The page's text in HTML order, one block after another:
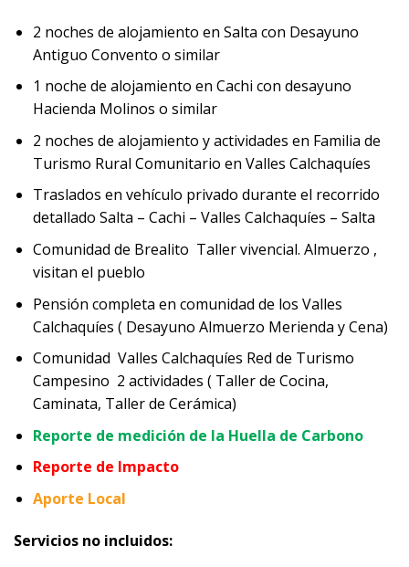
2 noches de alojamiento en Salta con Desayuno
Antiguo Convento o similar
1 noche de alojamiento en Cachi con desayuno
Hacienda Molinos o similar
2 noches de alojamiento y actividades en Familia de
Turismo Rural Comunitario en Valles Calchaquíes
Traslados en vehículo privado durante el recorrido
detallado Salta – Cachi – Valles Calchaquíes – Salta
Comunidad de Brealito Taller vivencial. Almuerzo ,
visitan el pueblo
Pensión completa en comunidad de los Valles
Calchaquíes ( Desayuno Almuerzo Merienda y Cena)
Comunidad Valles Calchaquíes Red de Turismo
Campesino 2 actividades ( Taller de Cocina,
Caminata, Taller de Cerámica)
Reporte de medición de la Huella de Carbono
Reporte de Impacto
Aporte Local
Servicios no incluidos: